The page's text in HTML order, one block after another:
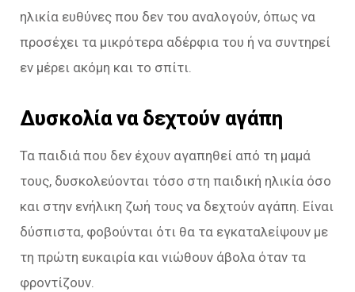
ηλικία ευθύνες που δεν του αναλογούν, όπως να
προσέχει τα μικρότερα αδέρφια του ή να συντηρεί
εν μέρει ακόμη και το σπίτι.
Δυσκολία να δεχτούν αγάπη
Τα παιδιά που δεν έχουν αγαπηθεί από τη μαμά
τους, δυσκολεύονται τόσο στη παιδική ηλικία όσο
και στην ενήλικη ζωή τους να δεχτούν αγάπη. Είναι
δύσπιστα, φοβούνται ότι θα τα εγκαταλείψουν με
τη πρώτη ευκαιρία και νιώθουν άβολα όταν τα
φροντίζουν.